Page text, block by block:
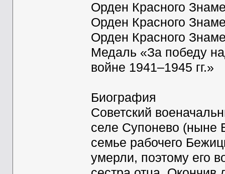
Орден Красного
Орден Красного
Орден Красного
Медаль «За победу
войне 1941–1945 гг.»
Биография
Советский
селе Супонево (ныне
семье рабочего
умерли, поэтому его